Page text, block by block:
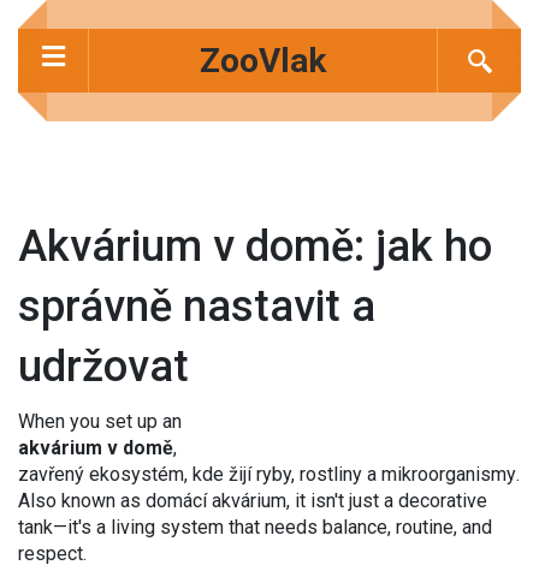
ZooVlak
Akvárium v domě: jak ho
správně nastavit a
udržovat
When you set up an
akvárium v domě,
zavřený ekosystém, kde žijí ryby, rostliny a mikroorganismy.
Also known as domácí akvárium, it isn't just a decorative
tank—it's a living system that needs balance, routine, and
respect.